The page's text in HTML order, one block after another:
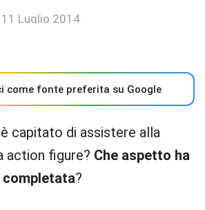
11 Luglio 2014
come fonte preferita su Google
capitato di assistere alla
action figure? Che aspetto ha
completata?